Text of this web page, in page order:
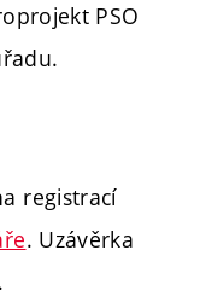
PSO
registrací
. Uzávěrka